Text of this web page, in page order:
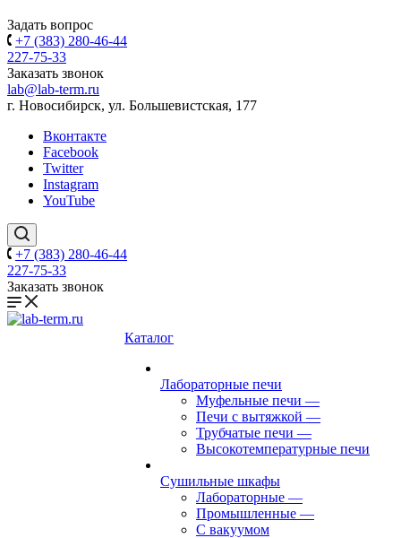
Задать вопрос
+7 (383) 280-46-44
227-75-33
Заказать звонок
lab@lab-term.ru
г. Новосибирск, ул. Большевистская, 177
Вконтакте
Facebook
Twitter
Instagram
YouTube
+7 (383) 280-46-44
227-75-33
Заказать звонок
Каталог
Лабораторные печи
Муфельные печи —
Печи с вытяжкой —
Трубчатые печи —
Высокотемпературные печи
Сушильные шкафы
Лабораторные —
Промышленные —
С вакуумом